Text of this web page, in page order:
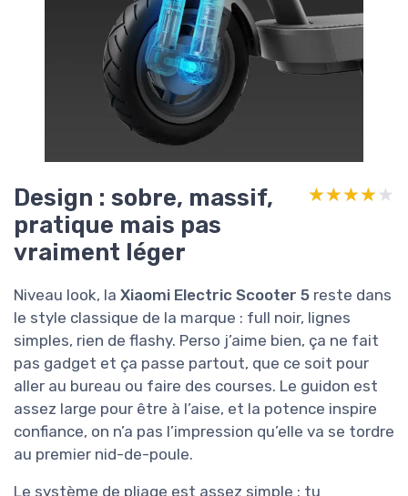
Design : sobre, massif,
pratique mais pas
vraiment léger
★★★★★
★★★★★
Niveau look, la Xiaomi Electric Scooter 5 reste dans
le style classique de la marque : full noir, lignes
simples, rien de flashy. Perso j’aime bien, ça ne fait
pas gadget et ça passe partout, que ce soit pour
aller au bureau ou faire des courses. Le guidon est
assez large pour être à l’aise, et la potence inspire
confiance, on n’a pas l’impression qu’elle va se tordre
au premier nid-de-poule.
Le système de pliage est assez simple : tu